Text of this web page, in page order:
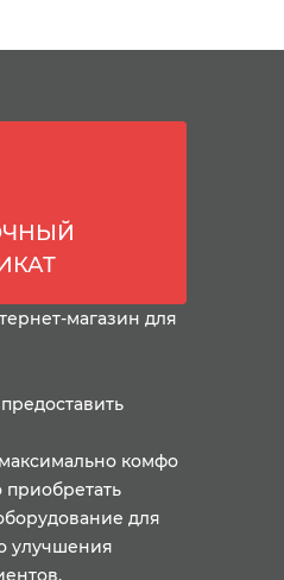
магазин для
комфо
приобретать
для
улучшения